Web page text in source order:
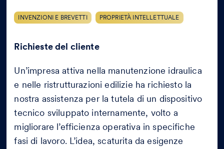
INVENZIONI E BREVETTI PROPRIETÀ INTELLETTUALE
Richieste del cliente
Un’impresa attiva nella manutenzione idraulica
e nelle ristrutturazioni edilizie ha richiesto la
nostra assistenza per la tutela di un dispositivo
tecnico sviluppato internamente, volto a
migliorare l’efficienza operativa in specifiche
fasi di lavoro. L’idea, scaturita da esigenze